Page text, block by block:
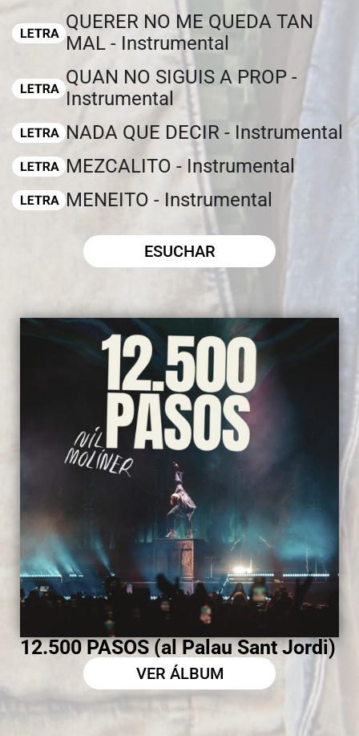
QUERER NO ME QUEDA TAN
MAL - Instrumental
QUAN NO SIGUIS A PROP -
Instrumental
NADA QUE DECIR - Instrumental
MEZCALITO - Instrumental
MENEITO - Instrumental
ESUCHAR
UN SECRETO AL QUE GRITAR
VER ÁLBUM